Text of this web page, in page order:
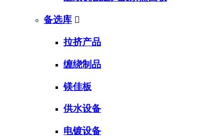
备选库 
拉挤产品
缠绕制品
镁佳板
供水设备
电镀设备